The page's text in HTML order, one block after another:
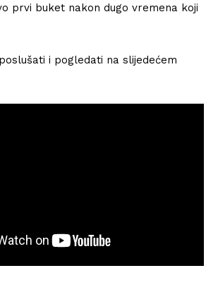
prvi buket nakon dugo vremena koji
i pogledati na slijedećem